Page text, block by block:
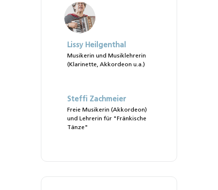
Lissy Heilgenthal
Musikerin und Musiklehrerin
(Klarinette, Akkordeon u.a.)
Steffi Zachmeier
Freie Musikerin (Akkordeon)
und Lehrerin für "Fränkische
Tänze"